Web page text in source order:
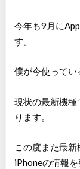
今年も9月に
す。
僕が今使ってい
現状の最新機
ります。
この度また最
iPhoneの情報を